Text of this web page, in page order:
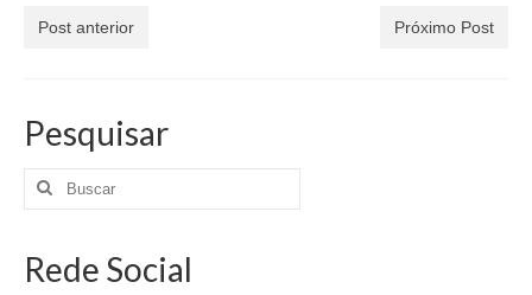
Post anterior Próximo Post
Pesquisar
Rede Social